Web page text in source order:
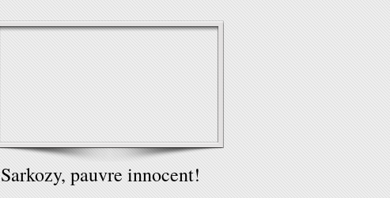
Sarkozy, pauvre innocent!